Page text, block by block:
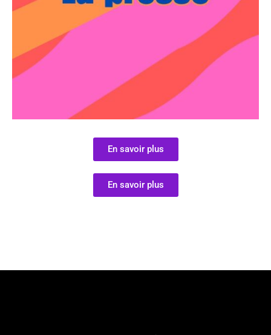
En savoir plus
En savoir plus